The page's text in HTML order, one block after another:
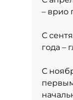
– врио
С
года –
С